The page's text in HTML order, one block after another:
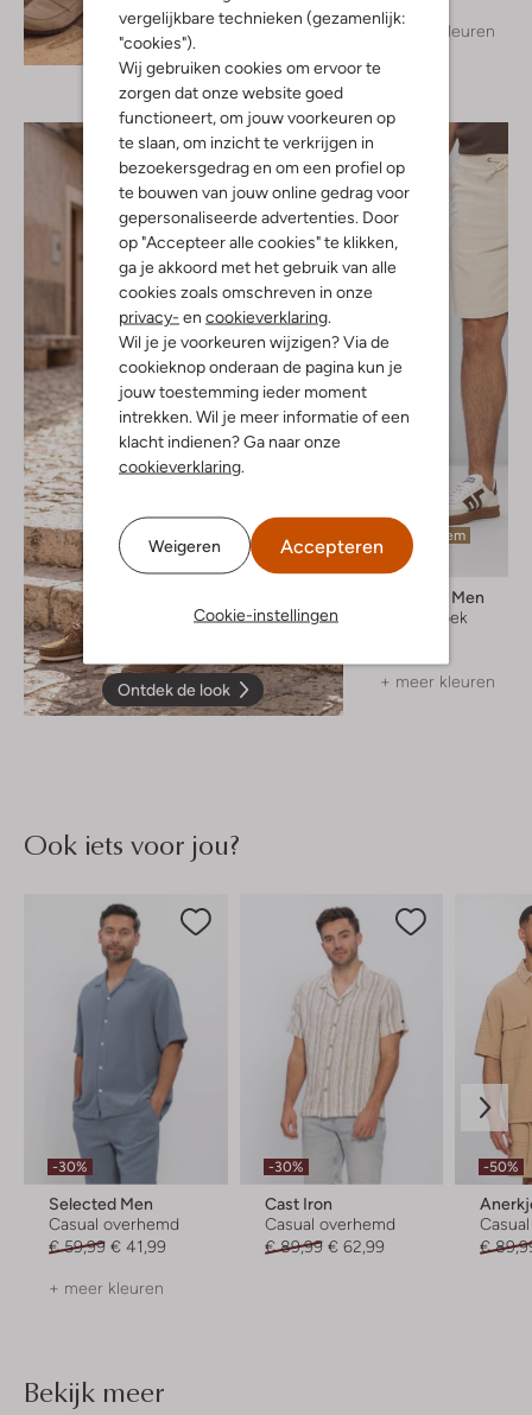
vergelijkbare technieken (gezamenlijk:
"cookies").
Wij gebruiken cookies om ervoor te
zorgen dat onze website goed
functioneert, om jouw voorkeuren op
te slaan, om inzicht te verkrijgen in
bezoekersgedrag en om een profiel op
te bouwen van jouw online gedrag voor
gepersonaliseerde advertenties. Door
op "Accepteer alle cookies" te klikken,
ga je akkoord met het gebruik van alle
cookies zoals omschreven in onze
privacy- en cookieverklaring.
Wil je je voorkeuren wijzigen? Via de
cookieknop onderaan de pagina kun je
jouw toestemming ieder moment
intrekken. Wil je meer informatie of een
klacht indienen? Ga naar onze
cookieverklaring.
Weigeren Accepteren
Cookie-instellingen
Ontdek de look + meer kleuren
Ontdek de look
Laatste item
Selected Men
Korte broek
+ meer kleuren
Ook iets voor jou?
-30%
Selected Men
Casual overhemd
€ 59,99 € 41,99
+ meer kleuren
-30%
Cast Iron
Casual overhemd
€ 89,99 € 62,99
-50%
€
Bekijk meer